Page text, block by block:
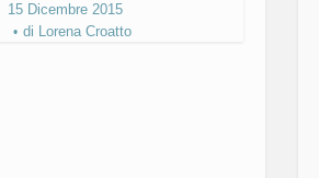
15 Dicembre 2015
di Lorena Croatto